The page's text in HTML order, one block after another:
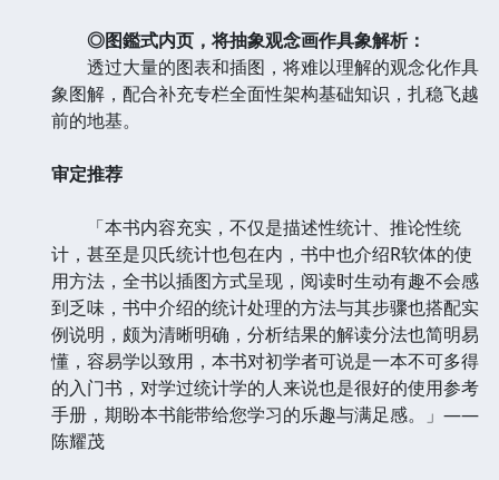
◎图鑑式内页，将抽象观念画作具象解析：
透过大量的图表和插图，将难以理解的观念化作具
象图解，配合补充专栏全面性架构基础知识，扎稳飞越
前的地基。
审定推荐
「本书内容充实，不仅是描述性统计、推论性统
计，甚至是贝氏统计也包在内，书中也介绍R软体的使
用方法，全书以插图方式呈现，阅读时生动有趣不会感
到乏味，书中介绍的统计处理的方法与其步骤也搭配实
例说明，颇为清晰明确，分析结果的解读分法也简明易
懂，容易学以致用，本书对初学者可说是一本不可多得
的入门书，对学过统计学的人来说也是很好的使用参考
手册，期盼本书能带给您学习的乐趣与满足感。」——
陈耀茂